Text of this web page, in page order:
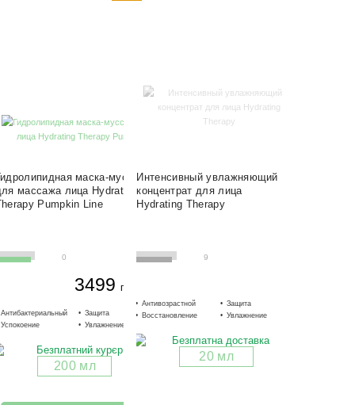
маска-мусс
массажа лица Hydrating
Pumpkin Line
0
3499 грн.
Антибактериальный
Успокоение
Защита
Увлажнение
Укрепление
200 мл
Интенсивный увлажняющий
концентрат для лица
Hydrating Therapy
9
Антивозрастной
Восстановление
Защита
Увлажнение
20 мл